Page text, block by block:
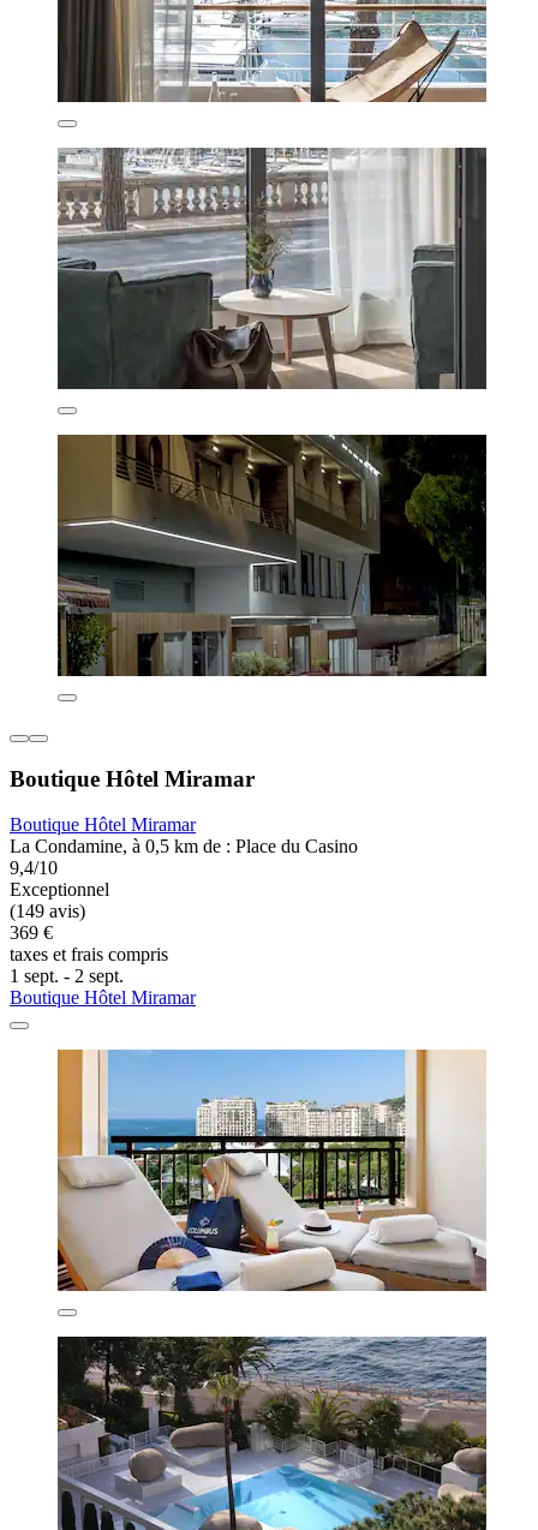
Boutique Hôtel Miramar
Boutique Hôtel Miramar
La Condamine, à 0,5 km de : Place du Casino
9,4/10
Exceptionnel
(149 avis)
369 €
taxes et frais compris
1 sept. - 2 sept.
Boutique Hôtel Miramar